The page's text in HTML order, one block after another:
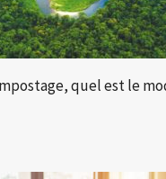
quel est le